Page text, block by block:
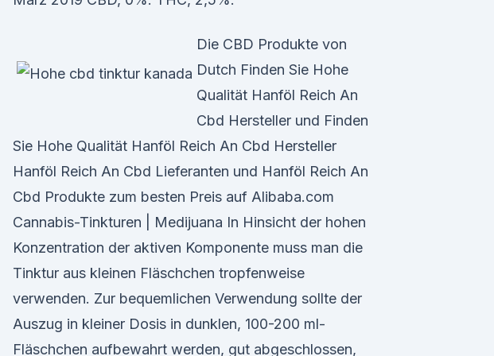
Die CBD Produkte von
Dutch Finden Sie Hohe
Qualität Hanföl Reich An
Cbd Hersteller und Finden
Sie Hohe Qualität Hanföl Reich An Cbd Hersteller
Hanföl Reich An Cbd Lieferanten und Hanföl Reich An
Cbd Produkte zum besten Preis auf Alibaba.com
Cannabis-Tinkturen | Medijuana In Hinsicht der hohen
Konzentration der aktiven Komponente muss man die
Tinktur aus kleinen Fläschchen tropfenweise
verwenden. Zur bequemlichen Verwendung sollte der
Auszug in kleiner Dosis in dunklen, 100-200 ml-
Fläschchen aufbewahrt werden, gut abgeschlossen,